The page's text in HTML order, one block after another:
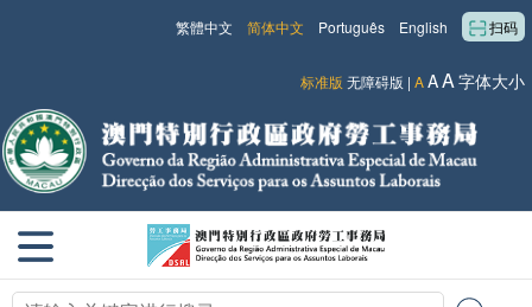
扫码
English
Português
简体中文
繁體中文
标准版 无障碍版 | AAA字体大小